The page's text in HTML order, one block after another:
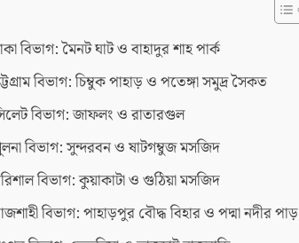
বিভাগ: মৈনট ঘাট ও বাহাদুর শাহ পার্ক
বিভাগ: চিম্বুক পাহাড় ও পতেঙ্গা সমুদ্র সৈকত
বিভাগ: জাফলং ও রাতারগুল
বিভাগ: সুন্দরবন ও ষাটগম্বুজ মসজিদ
বিভাগ: কুয়াকাটা ও গুঠিয়া মসজিদ
বিভাগ: পাহাড়পুর বৌদ্ধ বিহার ও পদ্মা নদীর পাড়